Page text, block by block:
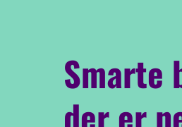
Smarte
der er